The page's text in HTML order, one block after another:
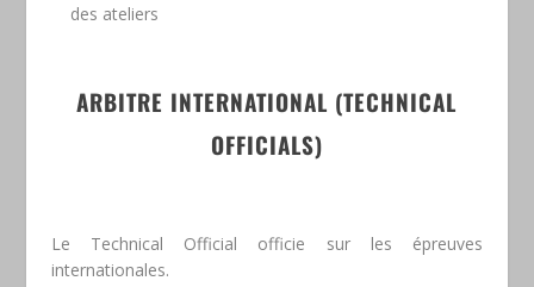
des ateliers
ARBITRE INTERNATIONAL (TECHNICAL
OFFICIALS)
Le Technical Official officie sur les épreuves
internationales.